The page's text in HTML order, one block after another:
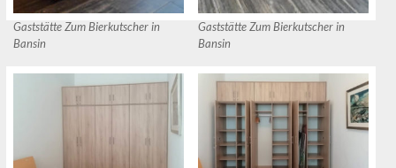
Gaststätte Zum Bierkutscher in
Bansin
Gaststätte Zum Bierkutscher in
Bansin